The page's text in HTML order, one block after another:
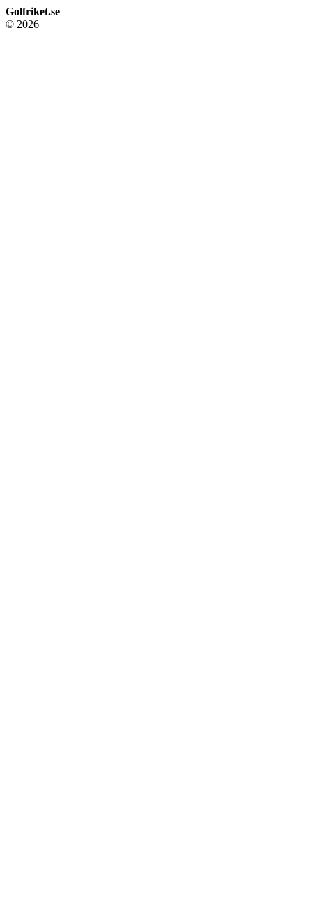
Golfriket.se
© 2026